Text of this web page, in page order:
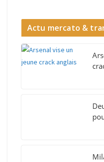
Actu mercato &